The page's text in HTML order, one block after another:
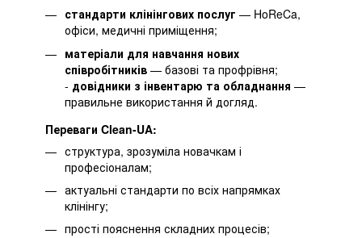
стандарти клінінгових послуг — HoReCa,
офіси, медичні приміщення;
матеріали для навчання нових
співробітників — базові та профрівня;
- довідники з інвентарю та обладнання —
правильне використання й догляд.
Переваги Clean-UA:
структура, зрозуміла новачкам і
професіоналам;
актуальні стандарти по всіх напрямках
клінінгу;
прості пояснення складних процесів;